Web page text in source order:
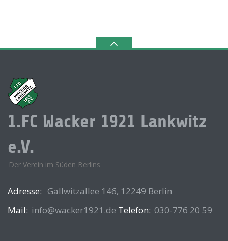
1.FC Wacker 1921 Lankwitz
e.V.
Der Verein im Süden Berlins
Adresse: Gallwitzallee 146, 12249 Berlin
Mail: info@wacker1921.de Telefon: 030-776 20 59